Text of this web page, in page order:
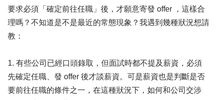
要求必須「確定前往任職」後，才願意寄發 offer ，這樣合
理嗎？不知道是不是最近的常態現象？我遇到幾種狀況想請
教：
1. 有些公司已經口頭錄取，但面試時都不提及薪資，必須
先確定任職、發 offer 後才談薪資。可是薪資也是判斷是否
要前往任職的條件之一，在這種狀況下，如何和公司交涉